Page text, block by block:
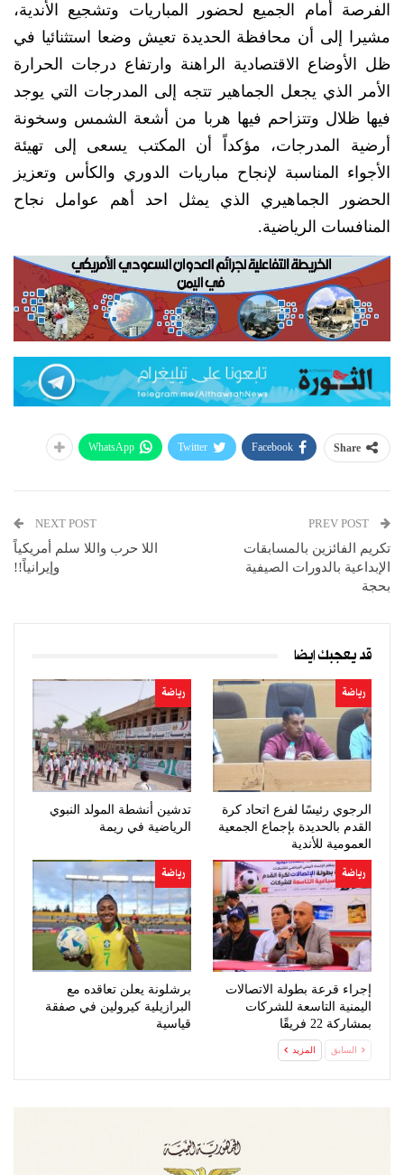
الفرصة أمام الجميع لحضور المباريات وتشجيع الأندية،
مشيرا إلى أن محافظة الحديدة تعيش وضعا استثنائيا في
ظل الأوضاع الاقتصادية الراهنة وارتفاع درجات الحرارة
الأمر الذي يجعل الجماهير تتجه إلى المدرجات التي يوجد
فيها ظلال وتتزاحم فيها هربا من أشعة الشمس وسخونة
أرضية المدرجات، مؤكداً أن المكتب يسعى إلى تهيئة
الأجواء المناسبة لإنجاح مباريات الدوري والكأس وتعزيز
الحضور الجماهيري الذي يمثل احد أهم عوامل نجاح
المنافسات الرياضية.
Share
Facebook
Twitter
WhatsApp
تكريم الفائزين بالمسابقات
الإبداعية بالدورات الصيفية
بحجة
NEXT POST
اللا حرب واللا سلم أمريكياً
وإيرانياً!!
قد يعجبك ايضا
رياضة
الرجوي رئيسًا لفرع اتحاد كرة
القدم بالحديدة بإجماع الجمعية
العمومية للأندية
رياضة
تدشين أنشطة المولد النبوي
الرياضية في ريمة
رياضة
إجراء قرعة بطولة الاتصالات
اليمنية التاسعة للشركات
بمشاركة 22 فريقًا
رياضة
برشلونة يعلن تعاقده مع
البرازيلية كيرولين في صفقة
قياسية
السابق المزيد